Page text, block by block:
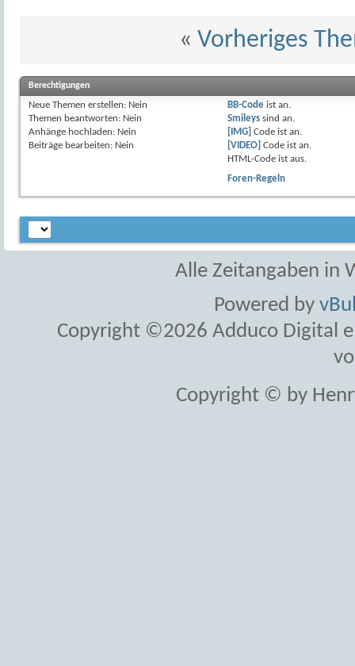
« Vorheriges
Berechtigungen
Neue Themen erstellen: Nein
Themen beantworten: Nein
Anhänge hochladen: Nein
Beiträge bearbeiten: Nein
BB-Code istan.
Smileys sindan.
[IMG] Code istan.
[VIDEO] Code istan.
HTML-Code istaus.
Foren-Regeln
Alle Zeitangaben in
Powered by
Copyright ©2026 Adduco Digital
Copyright © by